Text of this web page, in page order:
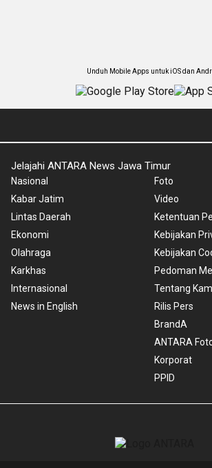
Unduh Mobile Apps untuk iOS dan
Jelajahi ANTARA News Jawa Timur
Nasional
Kabar Jatim
Lintas Daerah
Ekonomi
Olahraga
Karkhas
Internasional
News in English
Foto
Video
Ketentuan
Kebijakan
Kebijakan
Pedoman
Tentang
Rilis Pers
BrandA
ANTARA
Korporat
PPID